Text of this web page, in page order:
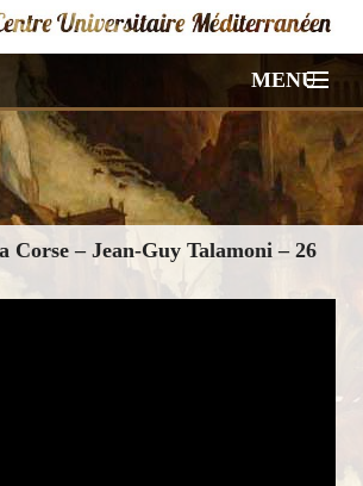
MENU
Corse – Jean-Guy Talamoni – 26